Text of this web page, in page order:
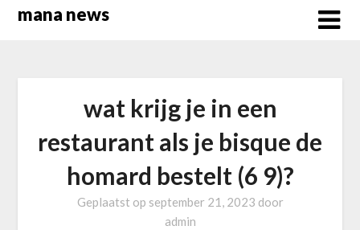
Overslaan
mana news
wat krijg je in een
restaurant als je bisque de
homard bestelt (6 9)?
Geplaatst op september 21, 2023 door
admin